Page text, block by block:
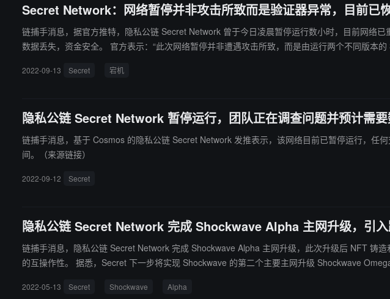
Secret Network：网络暂停并非攻击所致而是验证器异常，目前已
链捕手消息，据官方推特，隐私公链 Secret Network 曾于今日凌晨暂停运行数小时，目前网络
数据丢失，资金安全。 官方表示：“此次网络暂停并非遭遇攻击所致，而是由运行两个不同版本的 Secret Network 二进制文件的验证器引起的异常错误。未来几天发布一份包含更多细节的事件回顾报告。需
2022-09-13 Secret 宕机
隐私公链 Secret Network 暂停运行，团队正在调查问题并预计需
链捕手消息，基于 Cosmos 的隐私公链 Secret Network 发推表示，该网络目前已暂停运行，任
间。（来源链接）
2022-09-12 Secret
隐私公链 Secret Network 完成 Shockwave Alpha 主网升级，引
链捕手消息，隐私公链 Secret Network 完成 Shockwave Alpha 主网升级，此次升级后 NFT 铸
的互操作性。 据悉，Secret 下一步将实现 Shockwave 的第二个主要主网升级 Shockwave Omega，升级内容包括：升级到 CosmWasm 1.0 智能合约基础设施；使 Secret 合约能够发送 IBC 消息，从而支持
2022-05-13 Secret Shockwave Alpha